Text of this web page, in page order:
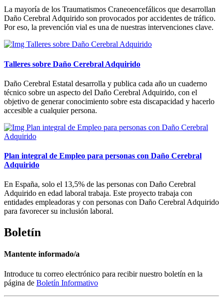
La mayoría de los Traumatismos Craneoencefálicos que desarrollan
Daño Cerebral Adquirido son provocados por accidentes de tráfico.
Por eso, la prevención vial es una de nuestras intervenciones clave.
Talleres sobre Daño Cerebral Adquirido
Daño Cerebral Estatal desarrolla y publica cada año un cuaderno
técnico sobre un aspecto del Daño Cerebral Adquirido, con el
objetivo de generar conocimiento sobre esta discapacidad y hacerlo
accesible a cualquier persona.
Plan integral de Empleo para personas con Daño Cerebral
Adquirido
En España, solo el 13,5% de las personas con Daño Cerebral
Adquirido en edad laboral trabaja. Este proyecto trabaja con
entidades empleadoras y con personas con Daño Cerebral Adquirido
para favorecer su inclusión laboral.
Boletín
Mantente informado/a
Introduce tu correo electrónico para recibir nuestro boletín en la
página de Boletín Informativo